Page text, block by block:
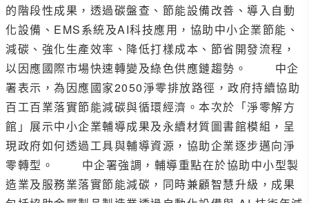
的階段性成果，透過碳盤查、節能設備改善、導入自動
化設備、EMS系統及AI科技應用，協助中小企業節能、
減碳、強化生產效率、降低打樣成本、節省開發流程，
以因應國際市場快速轉變及綠色供應鏈趨勢。 中企
署表示，為因應國家2050淨零排放路徑，政府持續協助
百工百業落實節能減碳與循環經濟。本次於「淨零解方
館」展示中小企業輔導成果及永續材質圖書館模組，呈
現政府如何透過工具與輔導資源，協助企業逐步邁向淨
零轉型。 中企署強調，輔導重點在於協助中小型製
造業及服務業落實節能減碳，同時兼顧智慧升級，成果